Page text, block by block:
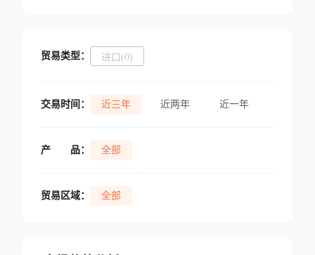
贸易类型： 进口(0)
交易时间： 近三年 近两年 近一年
产 品： 全部
贸易区域： 全部